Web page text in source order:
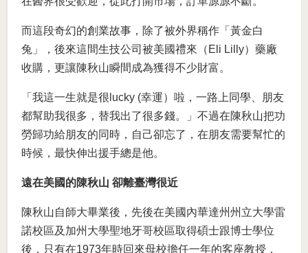
而這段奇幻的創業故事，除了被外界稱作「黃金白
兔」，後來這間生技公司被美國禮來（Eli Lilly）藥廠
收購，更讓陳秋山瞬間成為獲得不少財富。
「我這一生就是很lucky (幸運）啦，一路上同學、朋友
都幫助我很多，替我出了很多錢。」不過在陳秋山把功
勞歸功給朋友的同時，自己卻忘了，在朋友需要幫忙的
時候，最快伸出援手總是他。
遠在美國的陳秋山 卻離臺灣很近
陳秋山自師大畢業後，先後在美國內華達州州立大學雷
諾校區及加州大學聖地牙哥校區取得碩士跟博士學位
後，只有在1973年時回來母校擔任一年的客座教授，